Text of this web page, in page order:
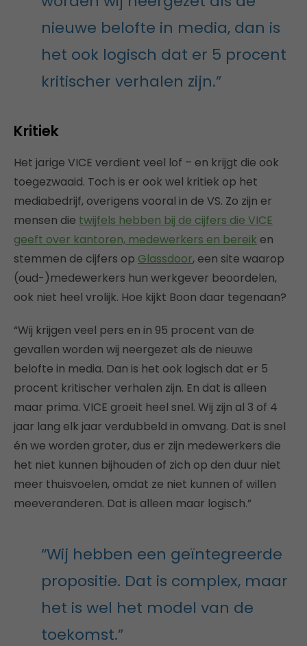
nieuwe belofte in media, dan is
het ook logisch dat er 5 procent
kritischer verhalen zijn.”
Kritiek
Het jarige VICE verdient veel lof – en krijgt die ook
toegezwaaid. Toch is er ook wel kritiek op het
mediabedrijf, overigens vooral in de VS. Zo zijn er
mensen die twijfels hebben bij de cijfers die VICE
geeft over kantoren, medewerkers en bereik en
stemmen de cijfers op Glassdoor, een site waarop
(oud-)medewerkers hun werkgever beoordelen,
ook niet heel vrolijk. Hoe kijkt Boon daar tegenaan?
“Wij krijgen veel pers en in 95 procent van de
gevallen worden wij neergezet als de nieuwe
belofte in media. Dan is het ook logisch dat er 5
procent kritischer verhalen zijn. En dat is alleen
maar prima. VICE groeit heel snel. Wij zijn al 3 of 4
jaar lang elk jaar verdubbeld in omvang. Dat is snel
én we worden groter, dus er zijn medewerkers die
het niet kunnen bijhouden of zich op den duur niet
meer thuisvoelen, omdat ze niet kunnen of willen
meeveranderen. Dat is alleen maar logisch.”
“Wij hebben een geïntegreerde
propositie. Dat is complex, maar
het is wel het model van de
toekomst.”